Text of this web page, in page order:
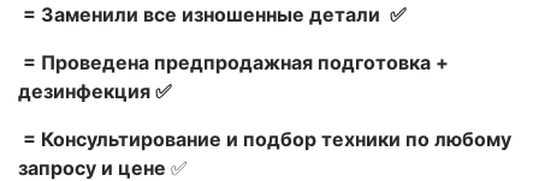
= Заменили все изношенные детали ✅
= Проведена предпродажная подготовка +
дезинфекция ✅
= Консультирование и подбор техники по любому
запросу и цене ✅